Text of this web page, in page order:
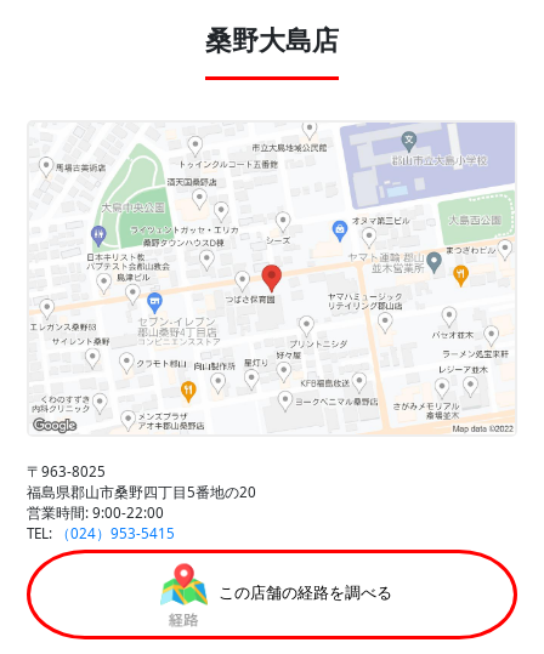
桑野大島店
〒963-8025
福島県郡山市桑野四丁目5番地の20
営業時間: 9:00-22:00
TEL:
（024）953-5415
この店舗の経路を調べる